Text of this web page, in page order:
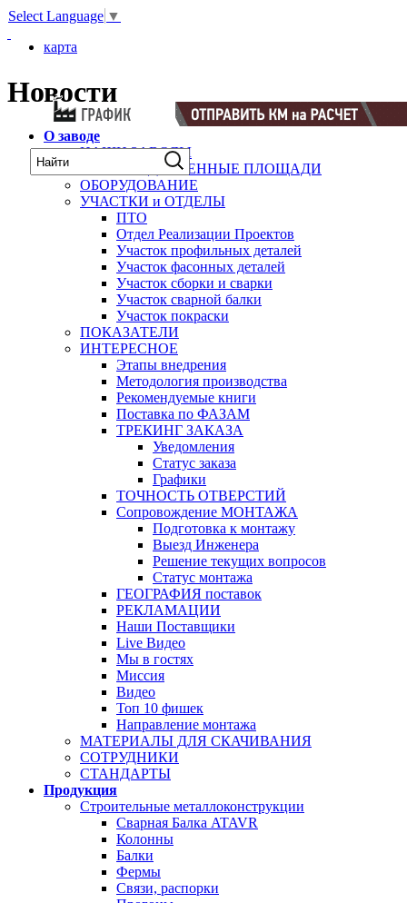
Select Language ▼
карта
Новости
О заводе
НАШИ ЗАВОДЫ
ПРОИЗВОДСТВЕННЫЕ ПЛОЩАДИ
ОБОРУДОВАНИЕ
УЧАСТКИ и ОТДЕЛЫ
ПТО
Отдел Реализации Проектов
Участок профильных деталей
Участок фасонных деталей
Участок сборки и сварки
Участок сварной балки
Участок покраски
ПОКАЗАТЕЛИ
ИНТЕРЕСНОЕ
Этапы внедрения
Методология производства
Рекомендуемые книги
Поставка по ФАЗАМ
ТРЕКИНГ ЗАКАЗА
Уведомления
Статус заказа
Графики
ТОЧНОСТЬ ОТВЕРСТИЙ
Сопровождение МОНТАЖА
Подготовка к монтажу
Выезд Инженера
Решение текущих вопросов
Статус монтажа
ГЕОГРАФИЯ поставок
РЕКЛАМАЦИИ
Наши Поставщики
Live Видео
Мы в гостях
Миссия
Видео
Топ 10 фишек
Направление монтажа
МАТЕРИАЛЫ ДЛЯ СКАЧИВАНИЯ
СОТРУДНИКИ
СТАНДАРТЫ
Продукция
Строительные металлоконструкции
Сварная Балка ATAVR
Колонны
Балки
Фермы
Связи, распорки